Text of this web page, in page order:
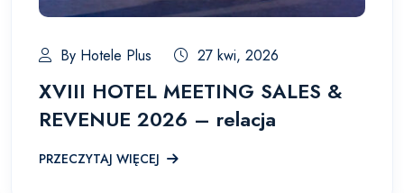
By Hotele Plus 27 kwi, 2026
XVIII HOTEL MEETING SALES &
REVENUE 2026 – relacja
PRZECZYTAJ WIĘCEJ